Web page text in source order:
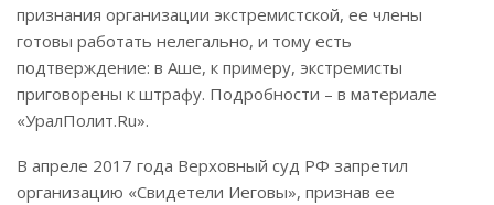
признания организации экстремистской, ее члены
готовы работать нелегально, и тому есть
подтверждение: в Аше, к примеру, экстремисты
приговорены к штрафу. Подробности – в материале
«УралПолит.Ru».
В апреле 2017 года Верховный суд РФ запретил
организацию «Свидетели Иеговы», признав ее